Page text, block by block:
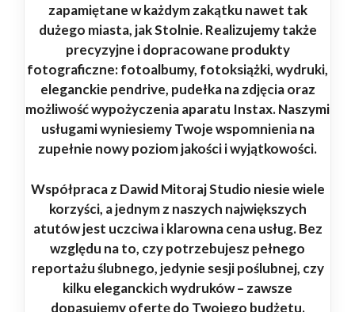
zapamiętane w każdym zakątku nawet tak
dużego miasta, jak Stolnie. Realizujemy także
precyzyjne i dopracowane produkty
fotograficzne: fotoalbumy, fotoksiążki, wydruki,
eleganckie pendrive, pudełka na zdjęcia oraz
możliwość wypożyczenia aparatu Instax. Naszymi
usługami wyniesiemy Twoje wspomnienia na
zupełnie nowy poziom jakości i wyjątkowości.
Współpraca z Dawid Mitoraj Studio niesie wiele
korzyści, a jednym z naszych największych
atutów jest uczciwa i klarowna cena usług. Bez
względu na to, czy potrzebujesz pełnego
reportażu ślubnego, jedynie sesji poślubnej, czy
kilku eleganckich wydruków – zawsze
dopasujemy ofertę do Twojego budżetu.